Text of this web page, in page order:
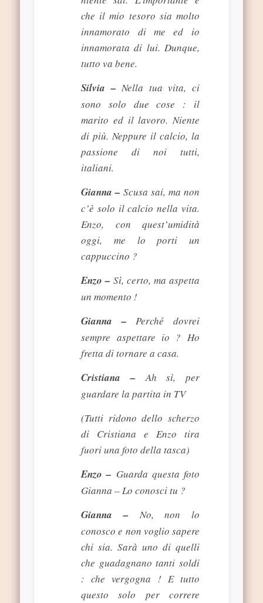
che il mio tesoro sia molto
innamorato di me ed io
innamorata di lui. Dunque,
tutto va bene.
Silvia – Nella tua vita, ci
sono solo due cose : il
marito ed il lavoro. Niente
di più. Neppure il calcio, la
passione di noi tutti,
italiani.
Gianna – Scusa sai, ma non
c’è solo il calcio nella vita.
Enzo, con quest’umidità
oggi, me lo porti un
cappuccino ?
Enzo – Sì, certo, ma aspetta
un momento !
Gianna – Perché dovrei
sempre aspettare io ? Ho
fretta di tornare a casa.
Cristiana – Ah sì, per
guardare la partita in TV
(Tutti ridono dello scherzo
di Cristiana e Enzo tira
fuori una foto della tasca)
Enzo – Guarda questa foto
Gianna – Lo conosci tu ?
Gianna – No, non lo
conosco e non voglio sapere
chi sia. Sarà uno di quelli
che guadagnano tanti soldi
: che vergogna ! E tutto
questo solo per correre